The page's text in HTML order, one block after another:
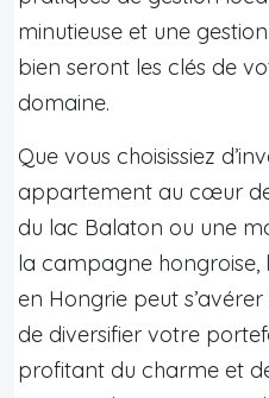
minutieuse et une
bien seront les clés de
domaine.
Que vous choisissiez
appartement au cœur
du lac Balaton ou une
la campagne hongroise,
en Hongrie peut
de diversifier votre
profitant du charme et